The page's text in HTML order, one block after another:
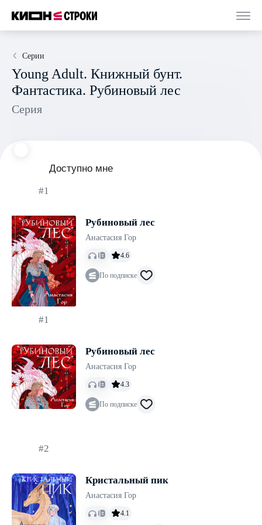
Серии
Young Adult. Книжный бунт.
Фантастика. Рубиновый лес
Серия
Доступно мне
#1
Рубиновый лес
Анастасия Гор
4.6
По подписке
#1
Рубиновый лес
Анастасия Гор
4.3
По подписке
#2
Кристальный пик
Анастасия Гор
4.1